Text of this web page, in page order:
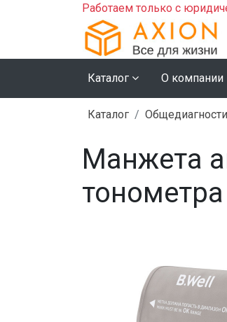
Работаем только с
Каталог О компании
Каталог
Манжета